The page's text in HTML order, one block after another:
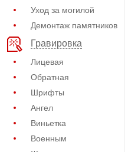
Уход за могилой
Демонтаж памятников
Гравировка
Лицевая
Обратная
Шрифты
Ангел
Виньетка
Военным